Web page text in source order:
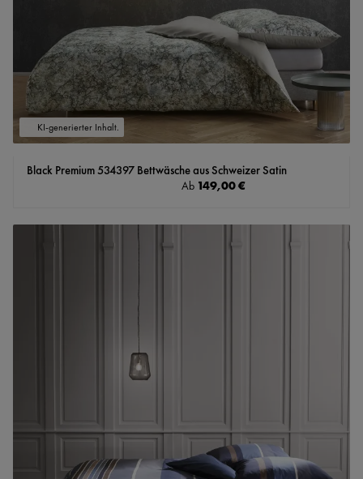
KI-generierter Inhalt.
Black Premium 534397 Bettwäsche aus Schweizer Satin
Regulärer Preis:
Ab 149,00 €